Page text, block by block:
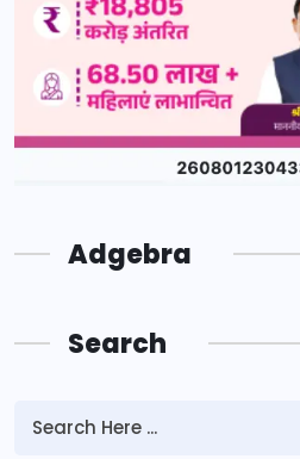
Adgebra
Search